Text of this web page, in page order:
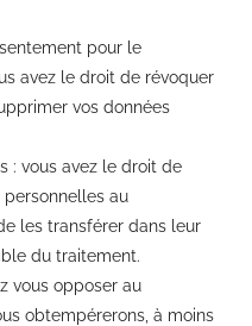
pour le
avez le droit de révoquer
vos données
: vous avez le droit de
au
les transférer dans leur
du traitement.
vous opposer au
obtempérerons, à moins